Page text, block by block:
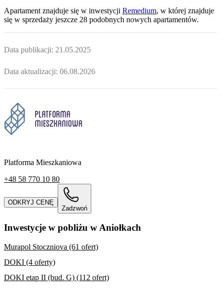
Apartament znajduje się w inwestycji Remedium, w której znajduje
się w sprzedaży jeszcze 28 podobnych nowych apartamentów.
Data publikacji: 21.05.2025
Data aktualizacji: 06.08.2026
Platforma Mieszkaniowa
+48 58 770 10 80
ODKRYJ CENĘ
Zadzwoń
Inwestycje w pobliżu w Aniołkach
Murapol Stoczniova (61 ofert)
DOKI (4 oferty)
DOKI etap II (bud. G) (112 ofert)